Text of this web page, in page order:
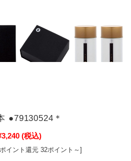
●79130524＊
(税込)
イント還元 32ポイント～]